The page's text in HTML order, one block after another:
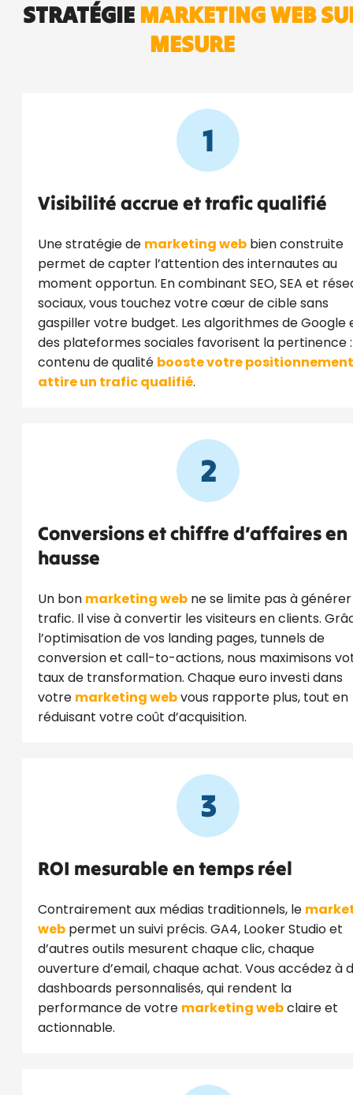
STRATÉGIEMARKETING WEB
MESURE
1
Visibilité accrue et trafic qualifié
Une stratégie de marketing web bien construite
permet de capter l’attention des internautes au
moment opportun. En combinant SEO, SEA et
sociaux, vous touchez votre cœur de cible sans
gaspiller votre budget. Les algorithmes de Google
des plateformes sociales favorisent la pertinence
contenu de qualité booste votre positionnement
attire un trafic qualifié.
2
Conversions et chiffre d’affaires en
hausse
Un bon marketing web ne se limite pas à
trafic. Il vise à convertir les visiteurs en clients.
l’optimisation de vos landing pages, tunnels de
conversion et call-to-actions, nous maximisons
taux de transformation. Chaque euro investi dans
votre marketing webvous rapporte plus, tout en
réduisant votre coût d’acquisition.
3
ROI mesurable en temps réel
Contrairement aux médias traditionnels, le
web permet un suivi précis. GA4, Looker Studio et
d’autres outils mesurent chaque clic, chaque
ouverture d’email, chaque achat. Vous accédez à
dashboards personnalisés, qui rendent la
performance de votre marketing webclaire et
actionnable.